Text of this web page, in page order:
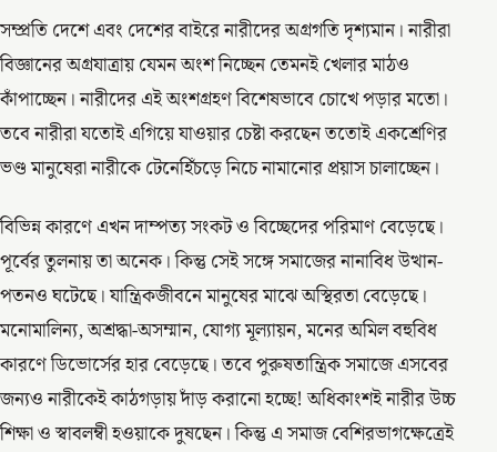
সম্প্রতি দেশে এবং দেশের বাইরে নারীদের অগ্রগতি দৃশ্যমান। নারীরা
বিজ্ঞানের অগ্রযাত্রায় যেমন অংশ নিচ্ছেন তেমনই খেলার মাঠও
কাঁপাচ্ছেন। নারীদের এই অংশগ্রহণ বিশেষভাবে চোখে পড়ার মতো।
তবে নারীরা যতোই এগিয়ে যাওয়ার চেষ্টা করছেন ততোই একশ্রেণির
ভণ্ড মানুষেরা নারীকে টেনেহিঁচড়ে নিচে নামানোর প্রয়াস চালাচ্ছেন।
বিভিন্ন কারণে এখন দাম্পত্য সংকট ও বিচ্ছেদের পরিমাণ বেড়েছে।
পূর্বের তুলনায় তা অনেক। কিন্তু সেই সঙ্গে সমাজের নানাবিধ উত্থান-
পতনও ঘটেছে। যান্ত্রিকজীবনে মানুষের মাঝে অস্থিরতা বেড়েছে।
মনোমালিন্য, অশ্রদ্ধা-অসম্মান, যোগ্য মূল্যায়ন, মনের অমিল বহুবিধ
কারণে ডিভোর্সের হার বেড়েছে। তবে পুরুষতান্ত্রিক সমাজে এসবের
জন্যও নারীকেই কাঠগড়ায় দাঁড় করানো হচ্ছে! অধিকাংশই নারীর উচ্চ
শিক্ষা ও স্বাবলম্বী হওয়াকে দুষছেন। কিন্তু এ সমাজ বেশিরভাগক্ষেত্রেই